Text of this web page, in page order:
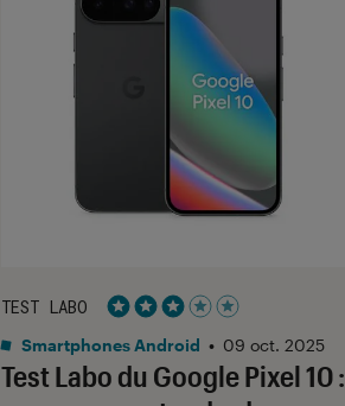
Test Labo du Google Pixel 10 :
TEST LABO
Noté 3 étoiles sur 5
Smartphones Android • 09 oct. 2025